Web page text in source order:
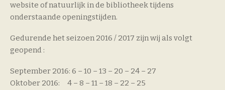
website of natuurlijk in de bibliotheek tijdens
onderstaande openingstijden.
Gedurende het seizoen 2016 / 2017 zijn wij als volgt
geopend :
September 2016: 6 – 10 – 13 – 20 – 24 – 27
Oktober 2016: 4 – 8 – 11 – 18 – 22 – 25